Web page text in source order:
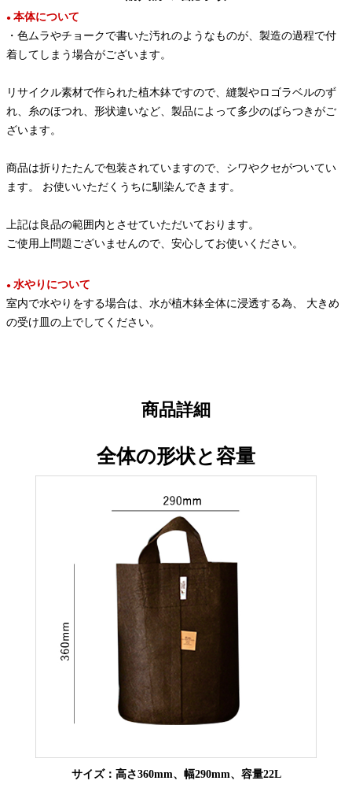
● 本体について
・色ムラやチョークで書いた汚れのようなものが、製造の過程で付
着してしまう場合がございます。
リサイクル素材で作られた植木鉢ですので、縫製やロゴラベルのず
れ、糸のほつれ、形状違いなど、製品によって多少のばらつきがご
ざいます。
商品は折りたたんで包装されていますので、シワやクセがついてい
ます。 お使いいただくうちに馴染んできます。
上記は良品の範囲内とさせていただいております。
ご使用上問題ございませんので、安心してお使いください。
● 水やりについて
室内で水やりをする場合は、水が植木鉢全体に浸透する為、 大きめ
の受け皿の上でしてください。
商品詳細
全体の形状と容量
サイズ：高さ360mm、幅290mm、容量22L